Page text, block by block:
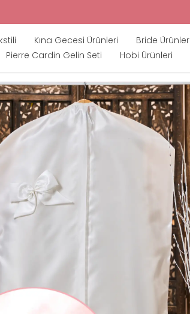
Kına Gecesi Ürünleri Bride Ürünler
Pierre Cardin Gelin Seti
Hobi Ürünleri